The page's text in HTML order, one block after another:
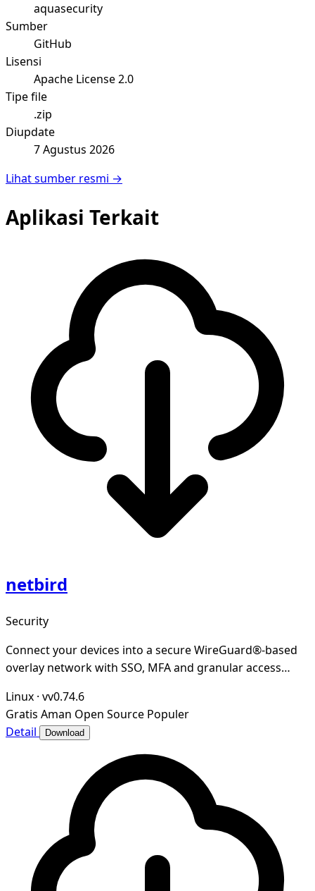
aquasecurity
Sumber
GitHub
Lisensi
Apache License 2.0
Tipe file
.zip
Diupdate
7 Agustus 2026
Lihat sumber resmi →
Aplikasi Terkait
netbird
Security
Connect your devices into a secure WireGuard®-based
overlay network with SSO, MFA and granular access
Linux · vv0.74.6
Gratis Aman Open Source Populer
Detail
Download